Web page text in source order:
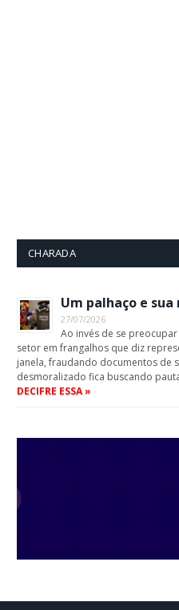
CHARADA
Um palhaço e
27/07/2026
Ao invés de se
setor em frangalhos que diz
janela, fraudando documentos de
desmoralizado fica buscando
DECIFRE ESSA »